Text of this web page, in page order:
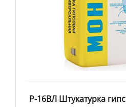
Р-16ВЛ Штукатурка